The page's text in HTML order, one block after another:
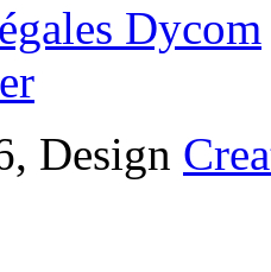
Dycom
Design